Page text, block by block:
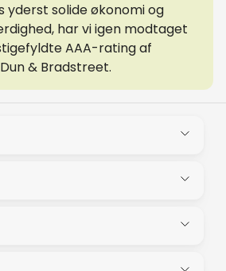
yderst solide økonomi og
har vi igen modtaget
AAA-rating af
& Bradstreet.